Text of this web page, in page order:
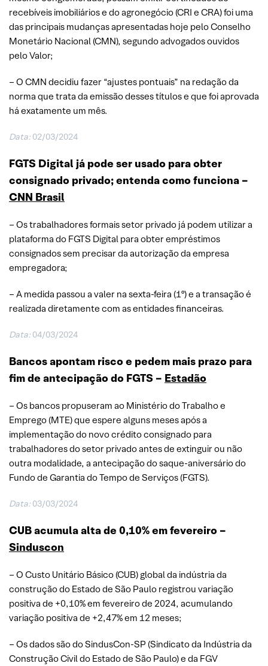
recebíveis imobiliários e do agronegócio (CRI e CRA) foi uma
das principais mudanças apresentadas hoje pelo Conselho
Monetário Nacional (CMN), segundo advogados ouvidos
pelo Valor;
– O CMN decidiu fazer “ajustes pontuais” na redação da
norma que trata da emissão desses títulos e que foi aprovada
há exatamente um mês.
Data: 02/03/2024
FGTS Digital já pode ser usado para obter
consignado privado; entenda como funciona –
CNN Brasil
– Os trabalhadores formais setor privado já podem utilizar a
plataforma do FGTS Digital para obter empréstimos
consignados sem precisar da autorização da empresa
empregadora;
– A medida passou a valer na sexta-feira (1º) e a transação é
realizada diretamente com as entidades financeiras.
Data: 04/03/2024
Bancos apontam risco e pedem mais prazo para
fim de antecipação do FGTS – Estadão
– Os bancos propuseram ao Ministério do Trabalho e
Emprego (MTE) que espere alguns meses após a
implementação do novo crédito consignado para
trabalhadores do setor privado antes de extinguir ou não
outra modalidade, a antecipação do saque-aniversário do
Fundo de Garantia do Tempo de Serviços (FGTS).
Data: 03/03/2024
CUB acumula alta de 0,10% em fevereiro –
Sinduscon
– O Custo Unitário Básico (CUB) global da indústria da
construção do Estado de São Paulo registrou variação
positiva de +0,10% em fevereiro de 2024, acumulando
variação positiva de +2,47% em 12 meses;
– Os dados são do SindusCon-SP (Sindicato da Indústria da
Construção Civil do Estado de São Paulo) e da FGV